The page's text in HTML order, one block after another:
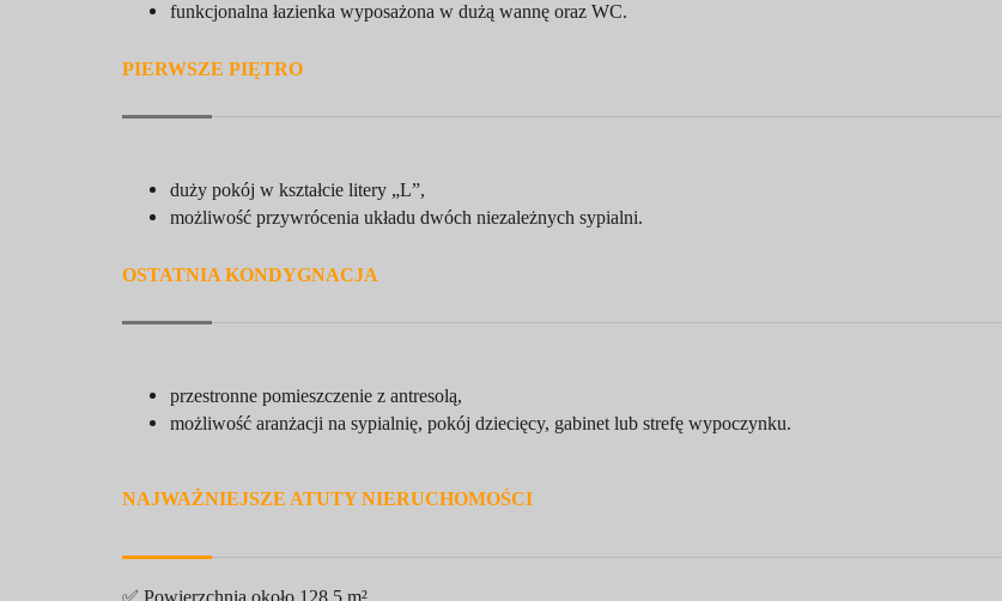
funkcjonalna łazienka wyposażona w dużą wannę oraz WC.
PIERWSZE PIĘTRO
duży pokój w kształcie litery „L”,
możliwość przywrócenia układu dwóch niezależnych sypialni.
OSTATNIA KONDYGNACJA
przestronne pomieszczenie z antresolą,
możliwość aranżacji na sypialnię, pokój dziecięcy, gabinet lub strefę wypoczynku.
NAJWAŻNIEJSZE ATUTY NIERUCHOMOŚCI
✅ Powierzchnia około 128,5 m²